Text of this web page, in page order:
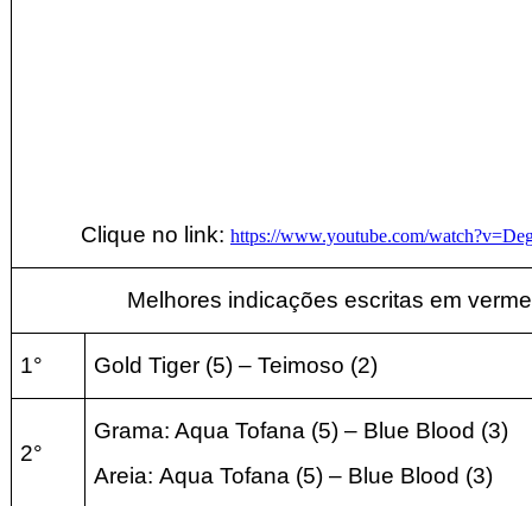
Clique no link: https://www.youtube.com/
Melhores indicações escritas em
1° Gold Tiger (5) – Teimoso (2)
2°
Grama: Aqua Tofana (5) – Blue Blood (3)
Areia: Aqua Tofana (5) – Blue Blood (3)